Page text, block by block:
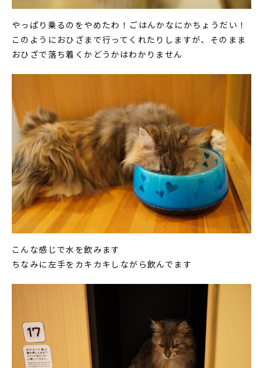
やっぱり乗るのをやめたわ！ごはんかなにかちょうだい！
このようにおひざまで行ってくれたりしますが、そのまま
おひざで落ち着くかどうかはわかりません
こんな感じで水を飲みます
ちなみに左手をカキカキしながら飲んでます